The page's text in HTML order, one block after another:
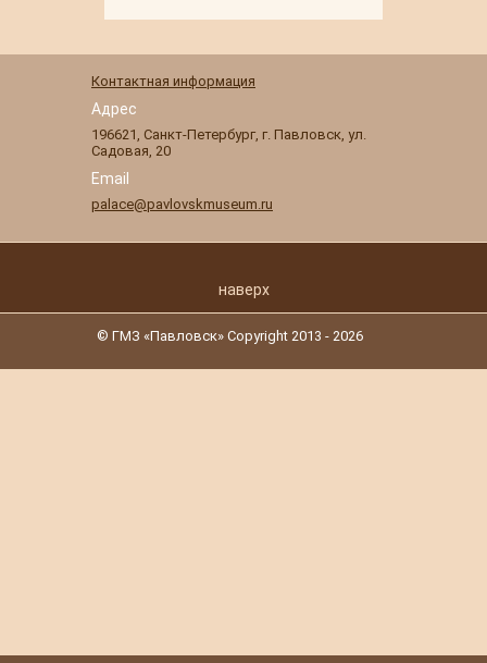
Контактная информация
Адрес
196621 , Санкт-Петербург, г. Павловск, ул.
Садовая, 20
Email
palace@pavlovskmuseum.ru
наверх
© ГМЗ «Павловск» Copyright 2013 - 2026